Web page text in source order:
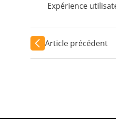
Expérience
Article précédent